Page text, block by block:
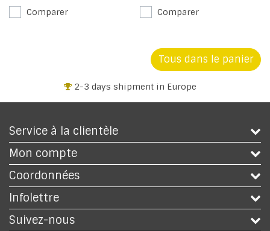
Comparer Comparer
Tous dans le panier
+32 3 318 94 61
Service à la clientèle
Mon compte
Coordonnées
Infolettre
Suivez-nous